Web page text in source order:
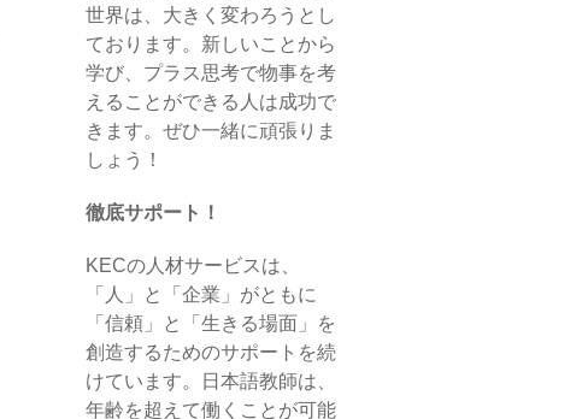
世界は、大きく変わろうとし
ております。新しいことから
学び、プラス思考で物事を考
えることができる人は成功で
きます。ぜひ一緒に頑張りま
しょう！
徹底サポート！
KECの人材サービスは、
「人」と「企業」がともに
「信頼」と「生きる場面」を
創造するためのサポートを続
けています。日本語教師は、
年齢を超えて働くことが可能